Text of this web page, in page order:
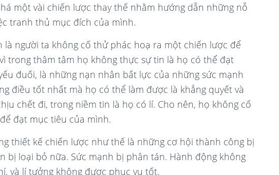
một vài chiến lược thay thế nhằm hướng dẫn những nỗ
tranh thủ mục đích của mình.
người ta không cố thử phác hoạ ra một chiến lược để
trong thâm tâm họ không thực sự tin là họ có thể đạt
đuối, là những nạn nhân bất lực của những sức mạnh
điều tốt nhất mà họ có thể làm được là khẳng quyết và
chết đi, trong niềm tin là họ có lí. Cho nên, họ không cố
đạt mục tiêu của mình.
thiết kế chiến lược như thế là những cơ hội thành công bị
bị loại bỏ nữa. Sức mạnh bị phân tán. Hành động không
và lí tưởng không được phục vụ tốt.